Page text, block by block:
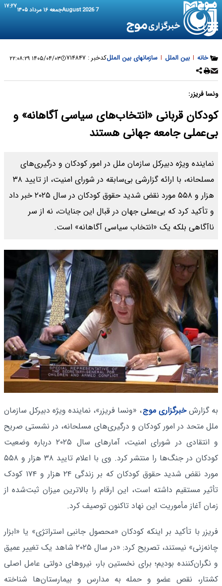
7 August 2026 جمعه ۱۶ مرداد ۱۴۰۵ ۱۷:۲۷
خانه | بین الملل | سازمانهای بین المللکدخبر : ۷۱۴۸۴۷ ۱۴۰۵/۰۴/۰۳ ۲۲:۰۸:۲۹
ونسا فریزر:
کودکان قربانی «انتخاب‌های سیاسی آگاهانه» و
بی‌عملی جامعه جهانی هستند
نماینده ویژه دبیرکل سازمان ملل در امور کودکان و درگیری‌های
مسلحانه، با ارائه گزارشی بی‌سابقه در شورای امنیت، از تایید ۳۸
هزار و ۵۵۸ مورد نقض شدید حقوق کودکان در سال ۲۰۲۵ خبر داد
و تأکید کرد که بی‌عملی جهان در قبال این جنایات، نه از سر
ناآگاهی بلکه یک «انتخاب سیاسی آگاهانه» است.
به گزارشخبرگزاری موج، «ونسا فریزر»، نماینده ویژه دبیرکل سازمان
ملل متحد در امور کودکان و درگیری‌های مسلحانه، در نشستی صریح
و انتقادی در شورای امنیت، آمارهای سال ۲۰۲۵ درباره وضعیت
کودکان در جنگ‌ها را منتشر کرد. وی با اعلام تایید ۳۸ هزار و ۵۵۸
مورد نقض شدید حقوق کودکان که بر زندگی ۲۴ هزار و ۱۷۴ کودک
تأثیر مستقیم داشته است، این ارقام را بالاترین میزان ثبت‌شده از
زمان آغاز مأموریت این نهاد تاکنون توصیف کرد.
فریزر با تأکید بر اینکه کودکان «محصول جانبی استراتژی» یا «ابزار
چانه‌زنی» نیستند، تصریح کرد: «در سال ۲۰۲۵ شاهد یک تغییر عمیق
و نگران‌کننده بودیم؛ برای نخستین بار، نیروهای دولتی عامل اصلی
کشتار، نقص عضو و حمله به مدارس و بیمارستان‌ها شناخته